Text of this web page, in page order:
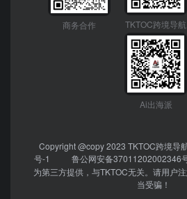
商务合作 TKTOC跨境导航
Ai出海派
Copyright @copy 2023 TKTOC跨境导
号-1
鲁公网安备37011202002346
为第三方提供，与TKTOC无关。请用户
当受骗！